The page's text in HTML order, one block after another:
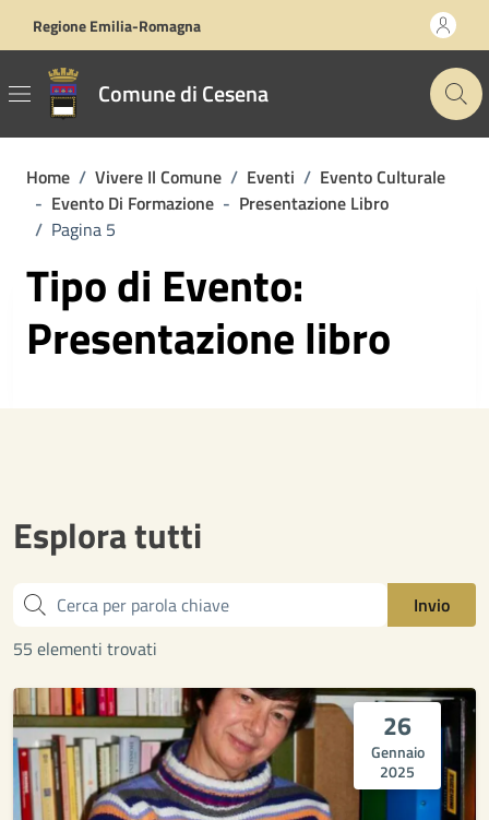
Regione Emilia-Romagna
Comune di Cesena
Home / Vivere Il Comune / Eventi / Evento Culturale
- Evento Di Formazione - Presentazione Libro
/ Pagina 5
Tipo di Evento:
Presentazione libro
Esplora tutti
Cerca
Invio
55 elementi trovati
26
Gennaio
2025